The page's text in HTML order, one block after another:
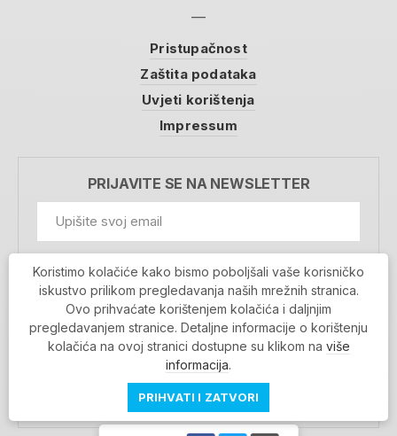
Pristupačnost
Zaštita podataka
Uvjeti korištenja
Impressum
PRIJAVITE SE NA NEWSLETTER
Prihvaćam da se moji podaci spremaju u bazu
podataka i koriste u svrhu slanja MojaRijeka
newslettera
MOJARIJEKA NEWSLETTER
PRIJAVI SE
Koristimo kolačiće kako bismo poboljšali vaše korisničko
iskustvo prilikom pregledavanja naših mrežnih stranica.
Ovo prihvaćate korištenjem kolačića i daljnjim
pregledavanjem stranice. Detaljne informacije o korištenju
kolačića na ovoj stranici dostupne su klikom na više
informacija.
PRIHVATI I ZATVORI